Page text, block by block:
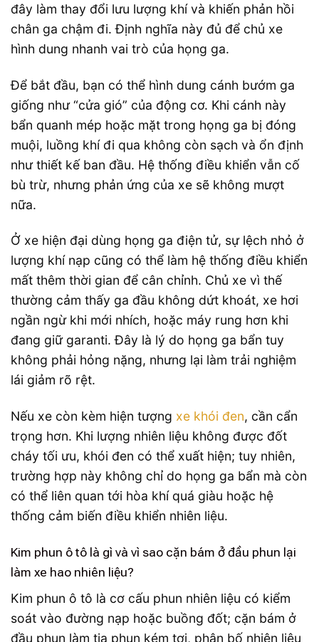
đây làm thay đổi lưu lượng khí và khiến phản hồi
chân ga chậm đi. Định nghĩa này đủ để chủ xe
hình dung nhanh vai trò của họng ga.
Để bắt đầu, bạn có thể hình dung cánh bướm ga
giống như “cửa gió” của động cơ. Khi cánh này
bẩn quanh mép hoặc mặt trong họng ga bị đóng
muội, luồng khí đi qua không còn sạch và ổn định
như thiết kế ban đầu. Hệ thống điều khiển vẫn cố
bù trừ, nhưng phản ứng của xe sẽ không mượt
nữa.
Ở xe hiện đại dùng họng ga điện tử, sự lệch nhỏ ở
lượng khí nạp cũng có thể làm hệ thống điều khiển
mất thêm thời gian để cân chỉnh. Chủ xe vì thế
thường cảm thấy ga đầu không dứt khoát, xe hơi
ngần ngừ khi mới nhích, hoặc máy rung hơn khi
đang giữ garanti. Đây là lý do họng ga bẩn tuy
không phải hỏng nặng, nhưng lại làm trải nghiệm
lái giảm rõ rệt.
Nếu xe còn kèm hiện tượng xe khói đen, cần cẩn
trọng hơn. Khi lượng nhiên liệu không được đốt
cháy tối ưu, khói đen có thể xuất hiện; tuy nhiên,
trường hợp này không chỉ do họng ga bẩn mà còn
có thể liên quan tới hòa khí quá giàu hoặc hệ
thống cảm biến điều khiển nhiên liệu.
Kim phun ô tô là gì và vì sao cặn bám ở đầu phun lại
làm xe hao nhiên liệu?
Kim phun ô tô là cơ cấu phun nhiên liệu có kiểm
soát vào đường nạp hoặc buồng đốt; cặn bám ở
đầu phun làm tia phun kém tơi, phân bố nhiên liệu